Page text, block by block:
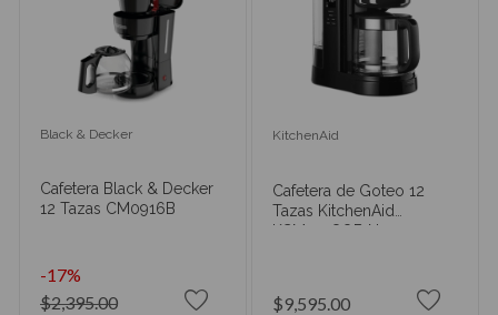
Black & Decker
Cafetera Black & Decker
12 Tazas CM0916B
$2,395.00
-17%
KitchenAid
Cafetera de Goteo 12
Tazas KitchenAid
KCM1208OB Negro
$9,595.00